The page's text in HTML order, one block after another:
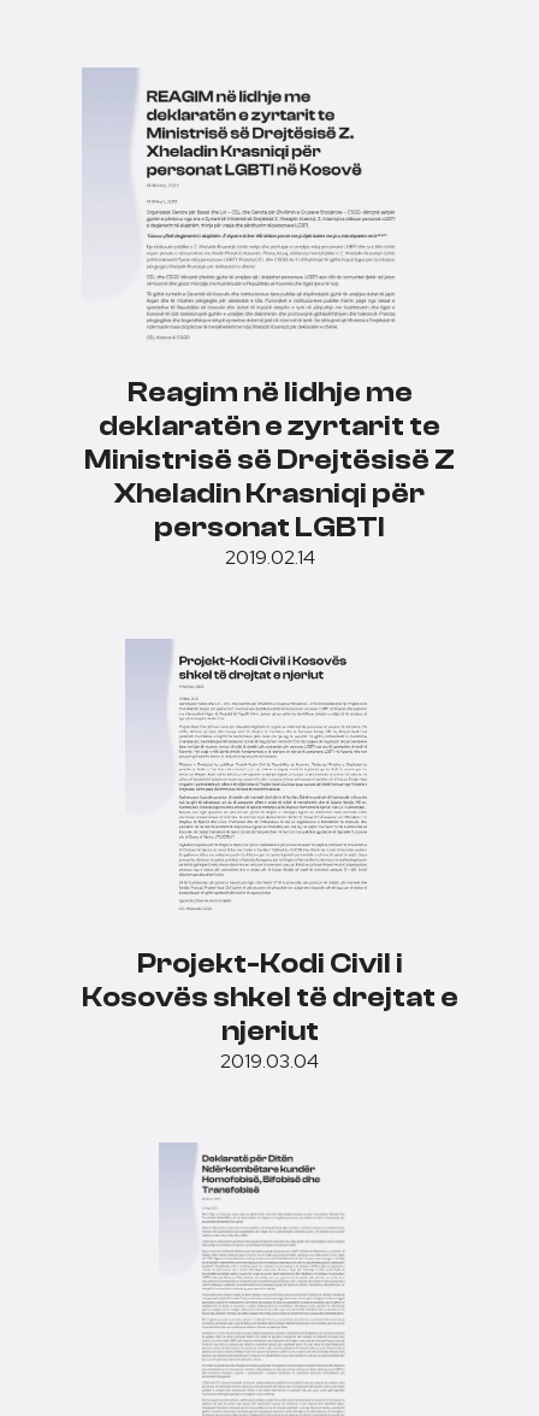
Reagim në lidhje me
deklaratën e zyrtarit te
Ministrisë së Drejtësisë Z
Xheladin Krasniqi për
personat LGBTI
2019.02.14
Projekt-Kodi Civil i
Kosovës shkel të drejtat e
njeriut
2019.03.04